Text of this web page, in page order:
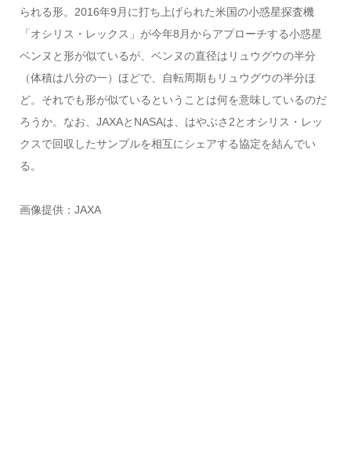
られる形。2016年9月に打ち上げられた米国の小惑星探査機
「オシリス・レックス」が今年8月からアプローチする小惑星
ベンヌと形が似ているが、ベンヌの直径はリュウグウの半分
（体積は八分の一）ほどで、自転周期もリュウグウの半分ほ
ど。それでも形が似ているということは何を意味しているのだ
ろうか。なお、JAXAとNASAは、はやぶさ2とオシリス・レッ
クスで回収したサンプルを相互にシェアする協定を結んでい
る。
画像提供：JAXA